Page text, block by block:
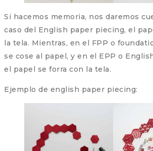
Si hacemos memoria, nos daremos
caso del English paper piecing, el
la tela. Mientras, en el FPP o
se cose al papel, y en el EPP o
el papel se forra con la tela.
Ejemplo de english paper piecing: